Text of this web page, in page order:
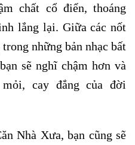
chất cổ điển, thoáng
lắng lại. Giữa các nốt
những bản nhạc bất
sẽ nghĩ chậm hơn và
cay đắng của đời
Nhà Xưa, bạn cũng sẽ